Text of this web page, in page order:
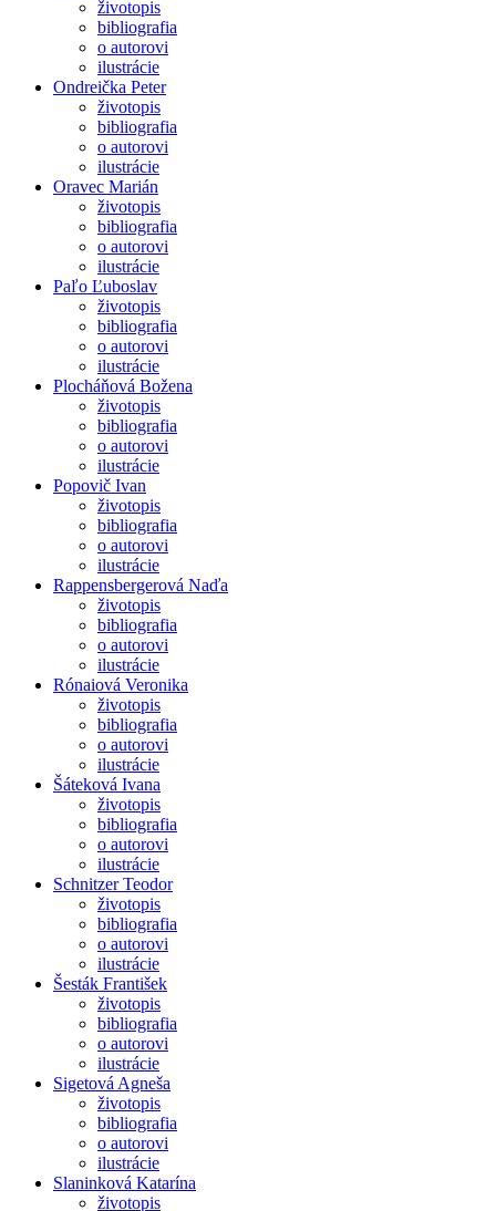
životopis
bibliografia
o autorovi
ilustrácie
Ondreička Peter
životopis
bibliografia
o autorovi
ilustrácie
Oravec Marián
životopis
bibliografia
o autorovi
ilustrácie
Paľo Ľuboslav
životopis
bibliografia
o autorovi
ilustrácie
Plocháňová Božena
životopis
bibliografia
o autorovi
ilustrácie
Popovič Ivan
životopis
bibliografia
o autorovi
ilustrácie
Rappensbergerová Naďa
životopis
bibliografia
o autorovi
ilustrácie
Rónaiová Veronika
životopis
bibliografia
o autorovi
ilustrácie
Šáteková Ivana
životopis
bibliografia
o autorovi
ilustrácie
Schnitzer Teodor
životopis
bibliografia
o autorovi
ilustrácie
Šesták František
životopis
bibliografia
o autorovi
ilustrácie
Sigetová Agneša
životopis
bibliografia
o autorovi
ilustrácie
Slaninková Katarína
životopis